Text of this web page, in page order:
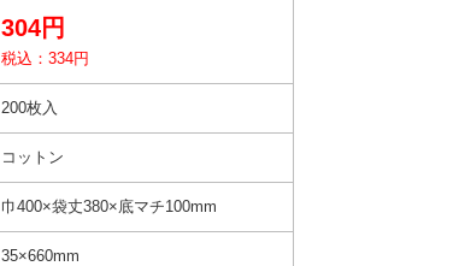
304円
税込：334円
200枚入
コットン
巾400×袋丈380×底マチ100mm
35×660mm